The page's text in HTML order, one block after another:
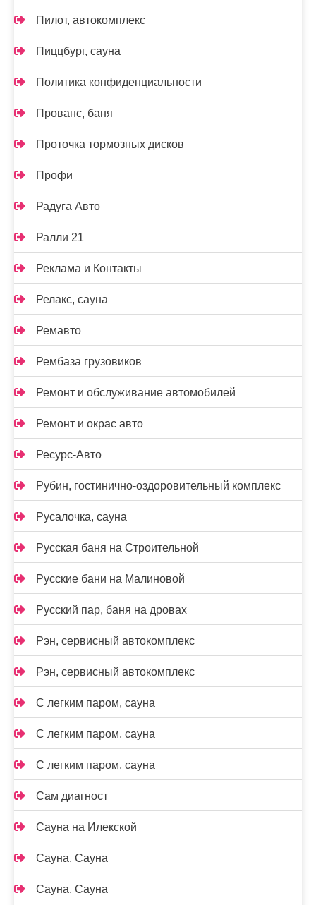
Пилот, автокомплекс
Пиццбург, сауна
Политика конфиденциальности
Прованс, баня
Проточка тормозных дисков
Профи
Радуга Авто
Ралли 21
Реклама и Контакты
Релакс, сауна
Ремавто
Рембаза грузовиков
Ремонт и обслуживание автомобилей
Ремонт и окрас авто
Ресурс-Авто
Рубин, гостинично-оздоровительный комплекс
Русалочка, сауна
Русская баня на Строительной
Русские бани на Малиновой
Русский пар, баня на дровах
Рэн, сервисный автокомплекс
Рэн, сервисный автокомплекс
С легким паром, сауна
С легким паром, сауна
С легким паром, сауна
Сам диагност
Сауна на Илекской
Сауна, Сауна
Сауна, Сауна